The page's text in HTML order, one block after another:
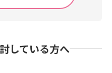
している方へ